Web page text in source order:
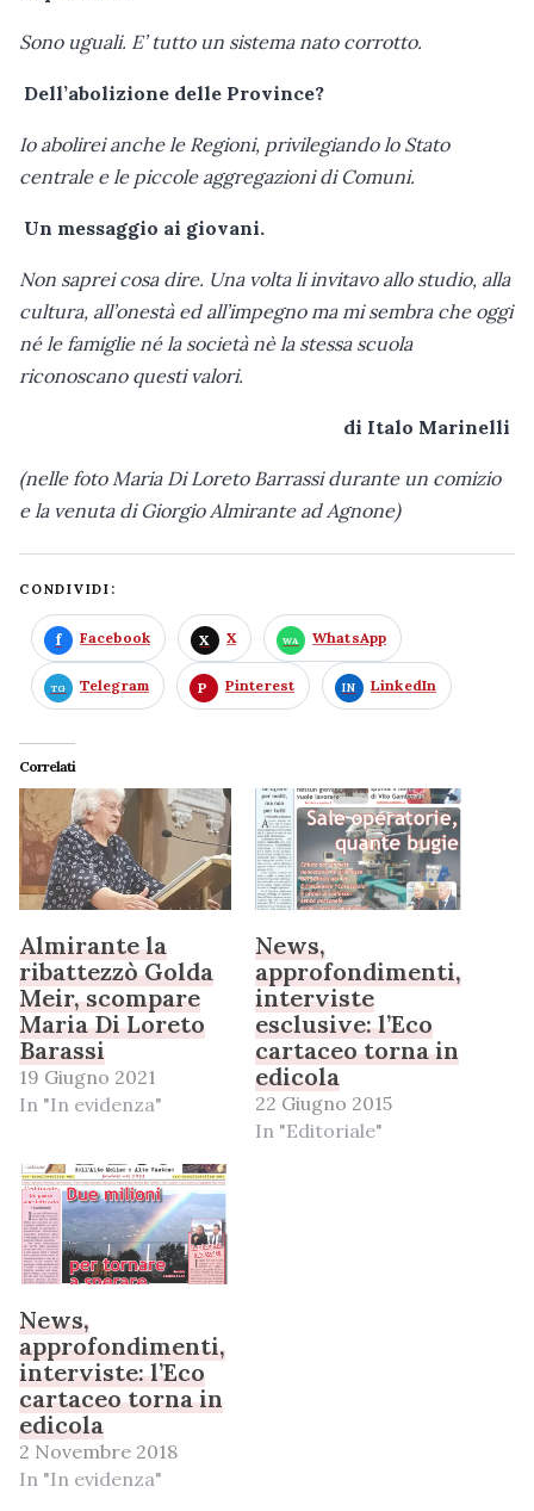
Sono uguali. E’ tutto un sistema nato corrotto.
Dell’abolizione delle Province?
Io abolirei anche le Regioni, privilegiando lo Stato
centrale e le piccole aggregazioni di Comuni.
Un messaggio ai giovani.
Non saprei cosa dire. Una volta li invitavo allo studio, alla
cultura, all’onestà ed all’impegno ma mi sembra che oggi
né le famiglie né la società nè la stessa scuola
riconoscano questi valori.
di Italo Marinelli
(nelle foto Maria Di Loreto Barrassi durante un comizio
e la venuta di Giorgio Almirante ad Agnone)
CONDIVIDI:
Facebook X WhatsApp
Telegram Pinterest LinkedIn
Correlati
Almirante la
ribattezzò Golda
Meir, scompare
Maria Di Loreto
Barassi
19 Giugno 2021
In "In evidenza"
News,
approfondimenti,
interviste
esclusive: l’Eco
cartaceo torna in
edicola
22 Giugno 2015
In "Editoriale"
News,
approfondimenti,
interviste: l’Eco
cartaceo torna in
edicola
2 Novembre 2018
In "In evidenza"